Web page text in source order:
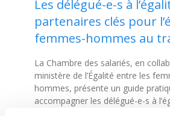
Les délégué-e-s à
partenaires clés pour
femmes-hommes au
La Chambre des salariés, en
ministère de l’Égalité entre les
hommes, présente un guide
accompagner les délégué-e-s à